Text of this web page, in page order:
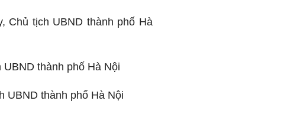
Chủ tịch UBND thành phố Hà
thành phố Hà Nội
UBND thành phố Hà Nội